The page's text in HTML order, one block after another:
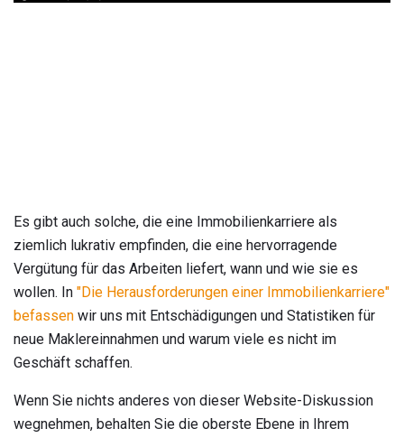
Es gibt auch solche, die eine Immobilienkarriere als
ziemlich lukrativ empfinden, die eine hervorragende
Vergütung für das Arbeiten liefert, wann und wie sie es
wollen. In "Die Herausforderungen einer Immobilienkarriere"
befassen wir uns mit Entschädigungen und Statistiken für
neue Maklereinnahmen und warum viele es nicht im
Geschäft schaffen.
Wenn Sie nichts anderes von dieser Website-Diskussion
wegnehmen, behalten Sie die oberste Ebene in Ihrem